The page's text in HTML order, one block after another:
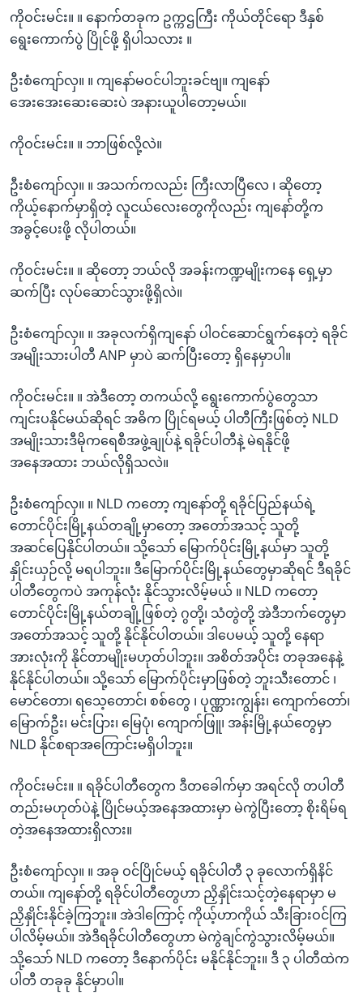
ကိုဝင်းမင်း။ ။ နောက်တခုက ဥက္ကဌကြီး ကိုယ်တိုင်ရော ဒီနှစ်
ရွေးကောက်ပွဲ ပြိုင်ဖို့ ရှိပါသလား ။
ဦးစံကျော်လှ။ ။ ကျနော်မဝင်ပါဘူးခင်ဗျ။ ကျနော်
အေးအေးဆေးဆေးပဲ အနားယူပါတော့မယ်။
ကိုဝင်းမင်း။ ။ ဘာဖြစ်လို့လဲ။
ဦးစံကျော်လှ။ ။ အသက်ကလည်း ကြီးလာပြီလေ ၊ ဆိုတော့
ကိုယ့်နောက်မှာရှိတဲ့ လူငယ်လေးတွေကိုလည်း ကျနော်တို့က
အခွင့်ပေးဖို့ လိုပါတယ်။
ကိုဝင်းမင်း။ ။ ဆိုတော့ ဘယ်လို အခန်းကဏ္ဍမျိုးကနေ ရှေ့မှာ
ဆက်ပြီး လုပ်ဆောင်သွားဖို့ရှိလဲ။
ဦးစံကျော်လှ။ ။ အခုလက်ရှိကျနော် ပါဝင်ဆောင်ရွက်နေတဲ့ ရခိုင်
အမျိုးသားပါတီ ANP မှာပဲ ဆက်ပြီးတော့ ရှိနေမှာပါ။
ကိုဝင်းမင်း။ ။ အဲဒီတော့ တကယ်လို့ ရွေးကောက်ပွဲတွေသာ
ကျင်းပနိုင်မယ်ဆိုရင် အဓိက ပြိုင်ရမယ့် ပါတီကြီးဖြစ်တဲ့ NLD
အမျိုးသားဒီမိုကရေစီအဖွဲ့ချုပ်နဲ့ ရခိုင်ပါတီနဲ့ မဲရနိုင်ဖို့
အနေအထား ဘယ်လိုရှိသလဲ။
ဦးစံကျော်လှ။ ။ NLD ကတော့ ကျနော်တို့ ရခိုင်ပြည်နယ်ရဲ့
တောင်ပိုင်းမြို့နယ်တချို့မှာတော့ အတော်အသင့် သူတို့
အဆင်ပြေနိုင်ပါတယ်။ သို့သော် မြောက်ပိုင်းမြို့နယ်မှာ သူတို့
နှိုင်းယှဉ်လို့ မရပါဘူး။ ဒီမြောက်ပိုင်းမြို့နယ်တွေမှာဆိုရင် ဒီရခိုင်
ပါတီတွေကပဲ အကုန်လုံး နိုင်သွားလိမ့်မယ် ။ NLD ကတော့
တောင်ပိုင်းမြို့နယ်တချို့ဖြစ်တဲ့ ဂွတို့၊ သံတွဲတို့ အဲဒီဘက်တွေမှာ
အတော်အသင့် သူတို့ နိုင်နိုင်ပါတယ်။ ဒါပေမယ့် သူတို့ နေရာ
အားလုံးကို နိုင်တာမျိုးမဟုတ်ပါဘူး။ အစိတ်အပိုင်း တခုအနေနဲ့
နိုင်နိုင်ပါတယ်။ သို့သော် မြောက်ပိုင်းမှာဖြစ်တဲ့ ဘူးသီးတောင် ၊
မောင်တော၊ ရသေ့တောင်၊ စစ်တွေ ၊ ပုဏ္ဏားကျွန်း၊ ကျောက်တော်၊
မြောက်ဦး၊ မင်းပြား၊ မြေပုံ၊ ကျောက်ဖြူ၊ အန်းမြို့နယ်တွေမှာ
NLD နိုင်စရာအကြောင်းမရှိပါဘူး။
ကိုဝင်းမင်း။ ။ ရခိုင်ပါတီတွေက ဒီတခေါက်မှာ အရင်လို တပါတီ
တည်းမဟုတ်ပဲနဲ့ ပြိုင်မယ့်အနေအထားမှာ မဲကွဲပြီးတော့ စိုးရိမ်ရ
တဲ့အနေအထားရှိလား။
ဦးစံကျော်လှ။ ။ အခု ဝင်ပြိုင်မယ့် ရခိုင်ပါတီ ၃ ခုလောက်ရှိနိင်
တယ်။ ကျနော်တို့ ရခိုင်ပါတီတွေဟာ ညှိနှိုင်းသင့်တဲ့နေရာမှာ မ
ညှိနှိုင်းနိုင်ခဲ့ကြဘူး။ အဲဒါကြောင့် ကိုယ့်ဟာကိုယ် သီးခြားဝင်ကြ
ပါလိမ့်မယ်။ အဲဒီရခိုင်ပါတီတွေဟာ မဲကွဲချင်ကွဲသွားလိမ့်မယ်။
သို့သော် NLD ကတော့ ဒီနောက်ပိုင်း မနိုင်နိုင်ဘူး။ ဒီ ၃ ပါတီထဲက
ပါတီ တခုခု နိုင်မှာပါ။